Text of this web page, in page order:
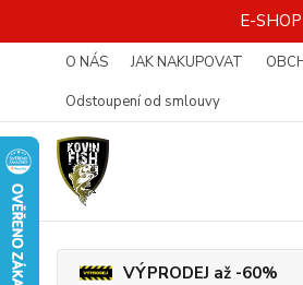
E-
O NÁS JAK NAKUPOVAT
Odstoupení od smlouvy
VÝPRODEJ až -60%